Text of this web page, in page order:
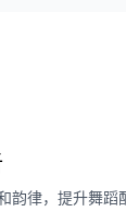
韵律，提升舞蹈